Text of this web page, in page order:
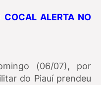
ALERTA NO
(06/07), por
do Piauí prendeu